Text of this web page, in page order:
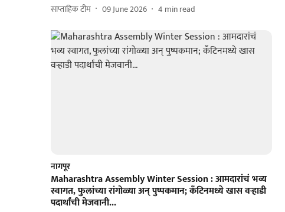
साप्ताहिक टीम 09 June 2026 4 min read
नागपूर
Maharashtra Assembly Winter Session : आमदारांचं भव्य
स्वागत, फुलांच्या रांगोळ्या अन् पुष्पकमान; कँटिनमध्ये खास वऱ्हाडी
पदार्थांची मेजवानी...